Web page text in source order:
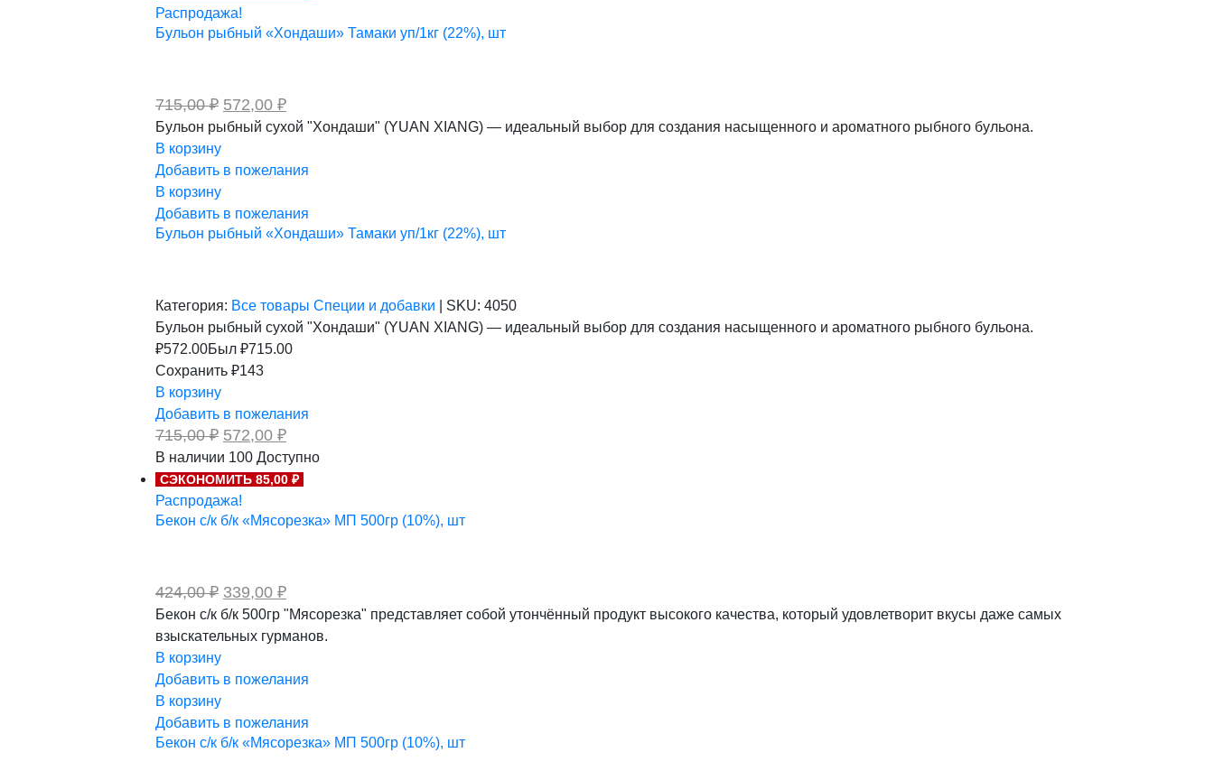
313,00 ₽.
Распродажа!
Бульон рыбный «Хондаши» Тамаки уп/1кг (22%), шт
715,00₽ Первоначальная
цена
составляла
572,00 ₽Текущая
цена:
572,00 ₽.
Бульон рыбный сухой "Хондаши" (YUAN XIANG) — идеальный выбор для создания насыщенного и ароматного рыбного бульона.
В корзину
Добавить в пожелания
В корзину
Добавить в пожелания
Бульон рыбный «Хондаши» Тамаки уп/1кг (22%), шт
Категория: Все товары Специи и добавки SKU: 4050
Бульон рыбный сухой "Хондаши" (YUAN XIANG) — идеальный выбор для создания насыщенного и ароматного рыбного бульона.
₽572.00Был ₽715.00
Сохранить ₽143
В корзину
Добавить в пожелания
715,00₽ Первоначальная
цена
составляла
715,00 ₽.
572,00 ₽Текущая
цена:
572,00 ₽.
В наличии 100 Доступно
СЭКОНОМИТЬ 85,00 ₽
Распродажа!
Бекон с/к б/к «Мясорезка» МП 500гр (10%), шт
424,00₽ Первоначальная
цена
составляла
424,00 ₽.
339,00 ₽Текущая
цена:
339,00 ₽.
Бекон с/к б/к 500гр "Мясорезка" представляет собой утончённый продукт высокого качества, который удовлетворит вкусы даже самых
взыскательных гурманов.
В корзину
Добавить в пожелания
В корзину
Добавить в пожелания
Бекон с/к б/к «Мясорезка» МП 500гр (10%), шт